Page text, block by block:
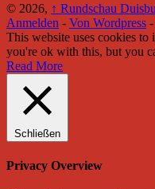
© 2026, ↑ Rundschau
Anmelden - Von Wordpress -
This website uses cookies to
you're ok with this, but you
Read More
Schließen
Privacy Overview